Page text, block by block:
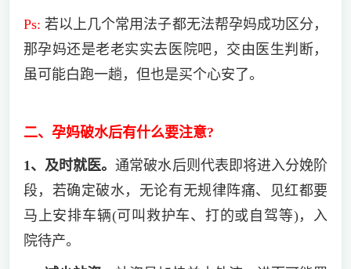
Ps: 若以上几个常用法子都无法帮孕妈成功区分，
那孕妈还是老老实实去医院吧，交由医生判断，
虽可能白跑一趟，但也是买个心安了。
二、孕妈破水后有什么要注意?
1、及时就医。通常破水后则代表即将进入分娩阶
段，若确定破水，无论有无规律阵痛、见红都要
马上安排车辆(可叫救护车、打的或自驾等)，入
院待产。